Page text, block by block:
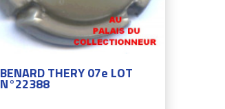
BENARD THERY 07e LOT
N°22388